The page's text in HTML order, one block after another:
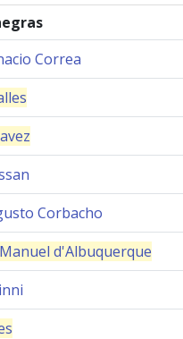
Correa
Corbacho
d'Albuquerque